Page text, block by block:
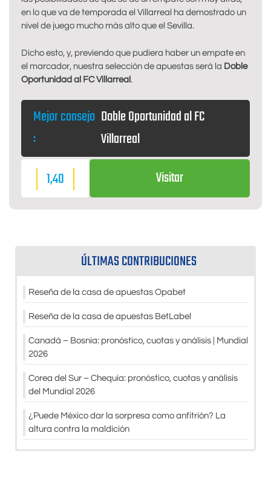
en lo que va de temporada el Villarreal ha demostrado un
nivel de juego mucho más alto que el Sevilla.
Dicho esto, y, previendo que pudiera haber un empate en
el marcador, nuestra selección de apuestas será la Doble
Oportunidad al FC Villarreal .
Mejor consejo
:
Doble Oportunidad al FC
Villarreal
1,40
Visitar
ÚLTIMAS CONTRIBUCIONES
Reseña de la casa de apuestas Opabet
Reseña de la casa de apuestas BetLabel
Canadá – Bosnia: pronóstico, cuotas y análisis | Mundial
2026
Corea del Sur – Chequia: pronóstico, cuotas y análisis
del Mundial 2026
¿Puede México dar la sorpresa como anfitrión? La
altura contra la maldición